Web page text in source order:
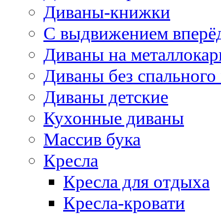
Диваны-книжки
С выдвижением
Диваны на
Диваны без спального
Диваны детские
Кухонные диваны
Массив бука
Кресла
Кресла для отдыха
Кресла-кровати